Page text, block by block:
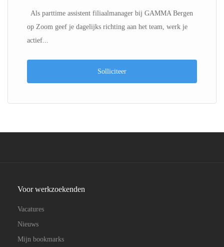
Als parttime assistent filiaalmanager bij GAMMA Bergen
op Zoom geef je dagelijks richting aan het team, werk je
actief...
Solliciteer
Voor werkzoekenden
Vacatures
Nieuws
Mijn bookmarks